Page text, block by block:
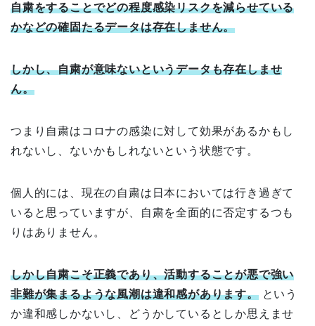
自粛をすることでどの程度感染リスクを減らせている
かなどの確固たるデータは存在しません。
しかし、自粛が意味ないというデータも存在しませ
ん。
つまり自粛はコロナの感染に対して効果があるかもし
れないし、ないかもしれないという状態です。
個人的には、現在の自粛は日本においては行き過ぎて
いると思っていますが、自粛を全面的に否定するつも
りはありません。
しかし自粛こそ正義であり、活動することが悪で強い
非難が集まるような風潮は違和感があります。という
か違和感しかないし、どうかしているとしか思えませ